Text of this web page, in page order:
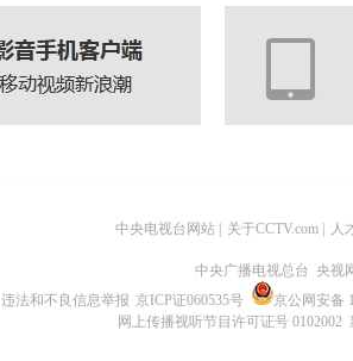
中央电视台网站 关于CCTV.com 人
中央广播电视总台 央视
违法和不良信息举报 京ICP证060535号
京公网安备
网上传播视听节目许可证号 0102002